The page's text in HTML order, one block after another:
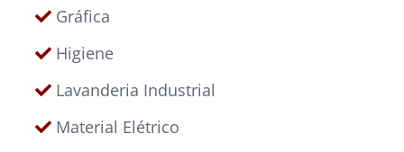
Gráfica
Higiene
Lavanderia Industrial
Material Elétrico